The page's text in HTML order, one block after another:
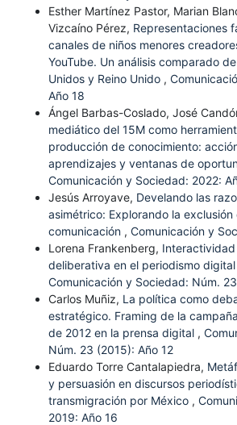
Esther Martínez Pastor, Marian
Vizcaíno Pérez, Representaciones
canales de niños menores
YouTube. Un análisis comparado
Unidos y Reino Unido ,
Año 18
Ángel Barbas-Coslado, José
mediático del 15M como
producción de conocimiento:
aprendizajes y ventanas de
Comunicación y Sociedad: 2022:
Jesús Arroyave, Develando las
asimétrico: Explorando la
comunicación , Comunicación y
Lorena Frankenberg,
deliberativa en el periodismo
Comunicación y Sociedad: Núm.
Carlos Muñiz, La política como
estratégico. Framing de la
de 2012 en la prensa digital ,
Núm. 23 (2015): Año 12
Eduardo Torre Cantalapiedra,
y persuasión en discursos
transmigración por México ,
2019: Año 16